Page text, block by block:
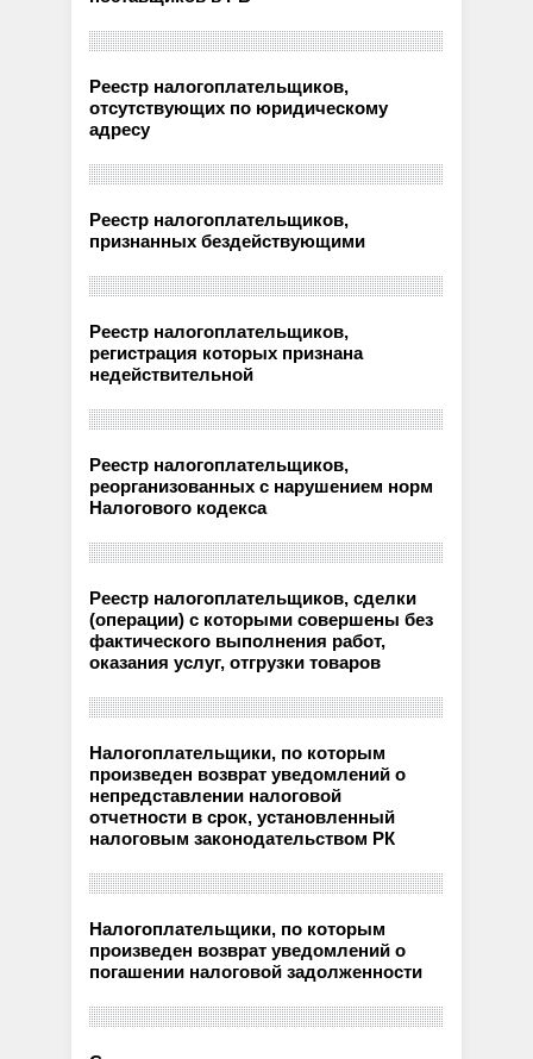
Реестр налогоплательщиков,
отсутствующих по юридическому
адресу
Реестр налогоплательщиков,
признанных бездействующими
Реестр налогоплательщиков,
регистрация которых признана
недействительной
Реестр налогоплательщиков,
реорганизованных с нарушением норм
Налогового кодекса
Реестр налогоплательщиков, сделки
(операции) с которыми совершены без
фактического выполнения работ,
оказания услуг, отгрузки товаров
Налогоплательщики, по которым
произведен возврат уведомлений о
непредставлении налоговой
отчетности в срок, установленный
налоговым законодательством РК
Налогоплательщики, по которым
произведен возврат уведомлений о
погашении налоговой задолженности